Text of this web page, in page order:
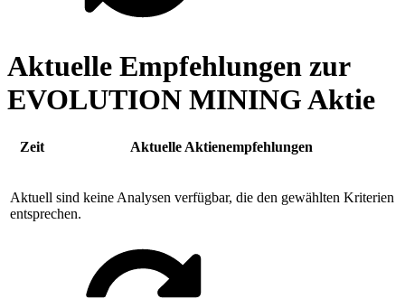
Aktuelle Empfehlungen zur
EVOLUTION MINING Aktie
Zeit Aktuelle Aktienempfehlungen
Aktuell sind keine Analysen verfügbar, die den gewählten Kriterien
entsprechen.